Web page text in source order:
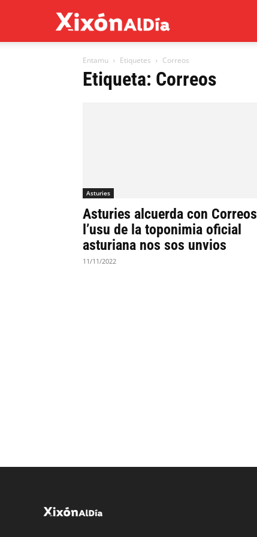
al
Entamu Etiquetes Correos
Etiqueta: Correos
Asturies
Asturies alcuerda con Correos
l’usu de la toponimia oficial
asturiana nos sos unvios
11/11/2022